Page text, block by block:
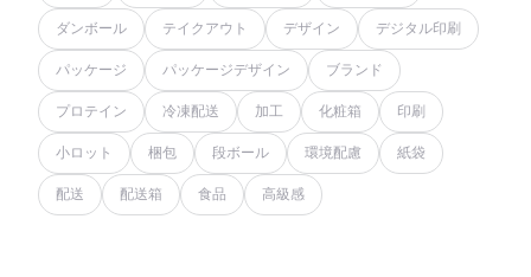
ダンボール テイクアウト デザイン デジタル印刷
パッケージ パッケージデザイン ブランド
プロテイン 冷凍配送 加工 化粧箱 印刷
小ロット 梱包 段ボール 環境配慮 紙袋
配送 配送箱 食品 高級感